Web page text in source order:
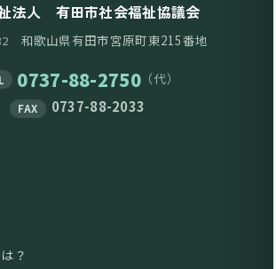
法人 有田市社会福祉協議会
和歌山県有田市宮原町東215番地
0737-88-2750（代）
FAX 0737-88-2033
？